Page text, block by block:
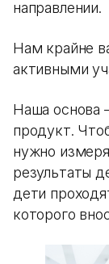
направлении.
Нам крайне
активными
Наша основа
продукт.
нужно
результаты
дети
которого